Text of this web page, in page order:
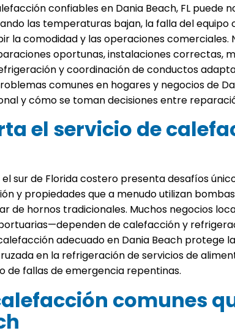
confiables en Dania Beach, FL puede
las temperaturas bajan, la falla del equipo
la comodidad y las operaciones comerciales.
oportunas, instalaciones correctas,
y coordinación de conductos
comunes en hogares y negocios de
y cómo se toman decisiones entre
el servicio de
el sur de Florida costero presenta desafíos
y propiedades que a menudo utilizan
de hornos tradicionales. Muchos negocios
de calefacción y
adecuado en Dania Beach protege
en la refrigeración de servicios de
de fallas de emergencia repentinas.
comunes